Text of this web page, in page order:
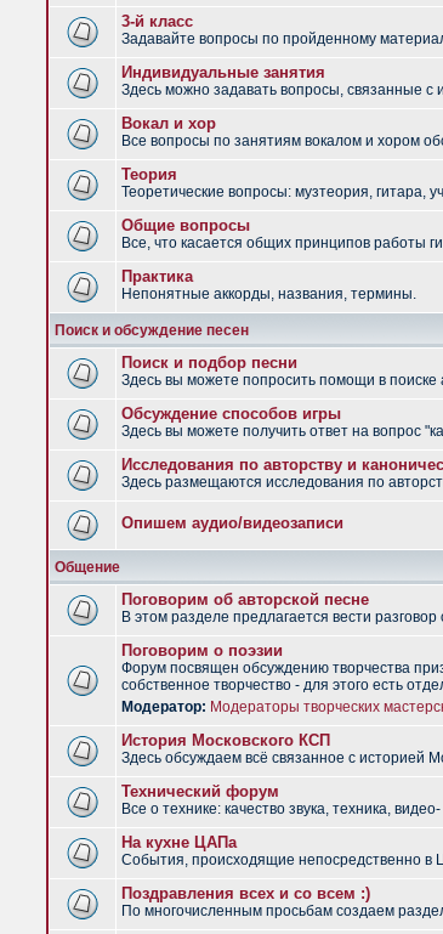
3-й класс
Задавайте вопросы по пройденному
Индивидуальные занятия
Здесь можно задавать вопросы, связанные с
Вокал и хор
Все вопросы по занятиям вокалом и хором
Теория
Теоретические вопросы: музтеория, гитара,
Общие вопросы
Все, что касается общих принципов работы
Практика
Непонятные аккорды, названия, термины.
Поиск и обсуждение песен
Поиск и подбор песни
Здесь вы можете попросить помощи в поиске
Обсуждение способов игры
Здесь вы можете получить ответ на вопрос
Исследования по авторству и
Здесь размещаются исследования по
Опишем аудио/видеозаписи
Общение
Поговорим об авторской песне
В этом разделе предлагается вести
Поговорим о поэзии
Форум посвящен обсуждению творчества
собственное творчество - для этого есть
Модератор: Модераторы творческих
История Московского КСП
Здесь обсуждаем всё связанное с историей
Технический форум
Все о технике: качество звука, техника,
На кухне ЦАПа
События, происходящие непосредственно в
Поздравления всех и со всем :)
По многочисленным просьбам создаем